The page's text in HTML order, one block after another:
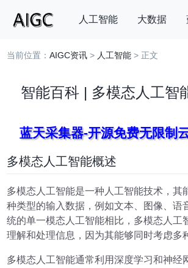
人工智能 大数据
搜索
当前位置：AIGC资讯 > 人工智能 > 正文
智能百科 | 多模态人工智
蓝天采集器-开源免费无限制
多模态人工智能概述
多模态人工智能是一种人工智能技术，其
种类型的输入数据，例如文本、图像、语
统的单一模态人工智能相比，多模态人工
理解和处理信息，因为其能够同时考虑多
多模态人工智能通常利用深度学习和神经